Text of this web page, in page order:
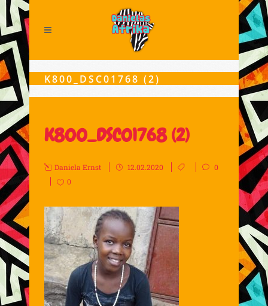
K800_DSC01768 (2)
K800_DSC01768 (2)
Daniela Ernst 12.02.2020
0
0